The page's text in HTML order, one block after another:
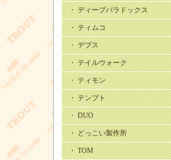
・ ディープパラドックス
・ ティムコ
・ デプス
・ テイルウォーク
・ ティモン
・ テンプト
・ DUO
・ どっこい製作所
・ TOM